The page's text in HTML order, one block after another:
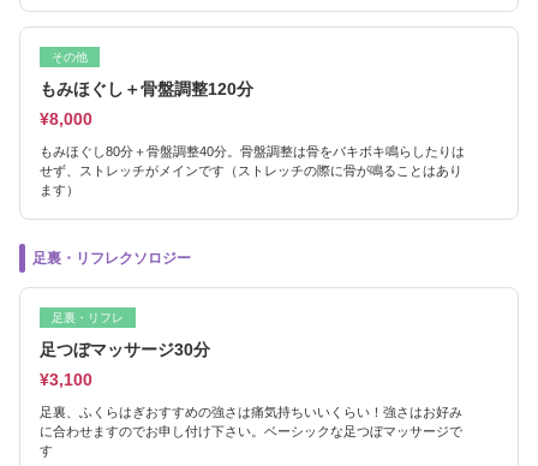
その他
もみほぐし＋骨盤調整120分
¥8,000
もみほぐし80分＋骨盤調整40分。骨盤調整は骨をバキボキ鳴らしたりは
せず、ストレッチがメインです（ストレッチの際に骨が鳴ることはあり
ます）
足裏・リフレクソロジー
足裏・リフレ
足つぼマッサージ30分
¥3,100
足裏、ふくらはぎおすすめの強さは痛気持ちいいくらい！強さはお好み
に合わせますのでお申し付け下さい。ベーシックな足つぼマッサージで
す